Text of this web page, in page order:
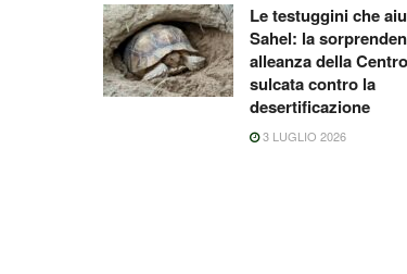
Le testuggini che
Sahel: la
alleanza della
sulcata contro la
desertificazione
3 LUGLIO 2026